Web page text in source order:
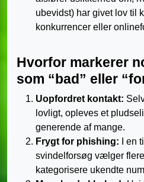
ubevidst) har givet lov til
konkurrencer eller
Hvorfor markerer
som “bad” eller
Uopfordret kontakt:
lovligt, opleves et
generende af mange.
Frygt for phishing: I en
svindelforsøg vælger
kategorisere ukendte